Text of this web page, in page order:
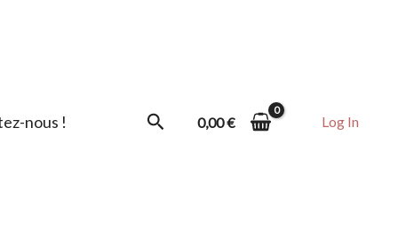
nous ! Rechercher
0,00€ Log In